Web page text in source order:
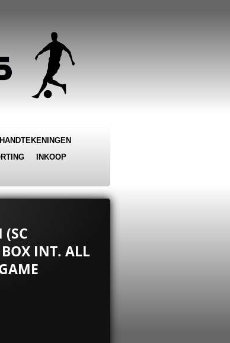
HANDTEKENINGEN
INKOOP
(SC
INT. ALL